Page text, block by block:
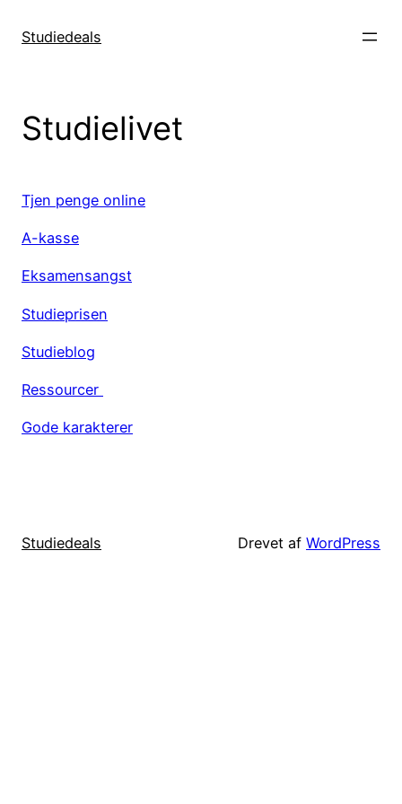
Studiedeals
Studielivet
Tjen penge online
A-kasse
Eksamensangst
Studieprisen
Studieblog
Ressourcer
Gode karakterer
Studiedeals Drevet af WordPress